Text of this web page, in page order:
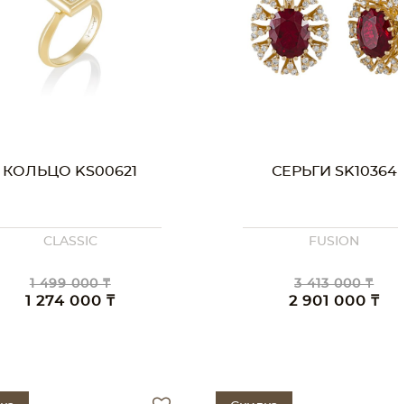
КОЛЬЦО KS00621
CLASSIC
1 499 000 ₸
1 274 000 ₸
СЕРЬГИ SK10364
FUSION
3 413 000 ₸
2 901 000 ₸